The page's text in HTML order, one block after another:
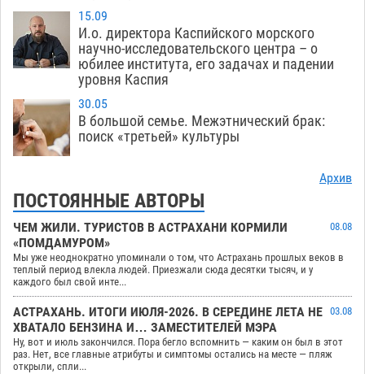
15.09
И.о. директора Каспийского морского
научно-исследовательского центра – о
юбилее института, его задачах и падении
уровня Каспия
30.05
В большой семье. Межэтнический брак:
поиск «третьей» культуры
Архив
ПОСТОЯННЫЕ АВТОРЫ
ЧЕМ ЖИЛИ. ТУРИСТОВ В АСТРАХАНИ КОРМИЛИ
«ПОМДАМУРОМ»
08.08
Мы уже неоднократно упоминали о том, что Астрахань прошлых веков в
теплый период влекла людей. Приезжали сюда десятки тысяч, и у
каждого был свой инте...
АСТРАХАНЬ. ИТОГИ ИЮЛЯ-2026. В СЕРЕДИНЕ ЛЕТА НЕ
ХВАТАЛО БЕНЗИНА И… ЗАМЕСТИТЕЛЕЙ МЭРА
03.08
Ну, вот и июль закончился. Пора бегло вспомнить — каким он был в этот
раз. Нет, все главные атрибуты и симптомы остались на месте — пляж
открыли, спли...